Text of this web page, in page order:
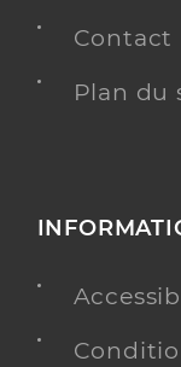
Contact
Plan du